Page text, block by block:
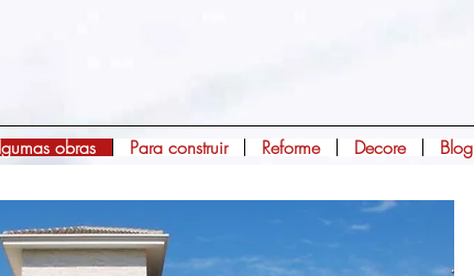
obras Para construir Reforme Decore Blog